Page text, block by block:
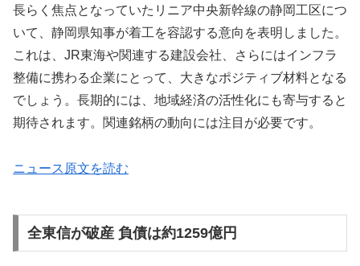
長らく焦点となっていたリニア中央新幹線の静岡工区につ
いて、静岡県知事が着工を容認する意向を表明しました。
これは、JR東海や関連する建設会社、さらにはインフラ
整備に携わる企業にとって、大きなポジティブ材料となる
でしょう。長期的には、地域経済の活性化にも寄与すると
期待されます。関連銘柄の動向には注目が必要です。
ニュース原文を読む
全東信が破産 負債は約1259億円